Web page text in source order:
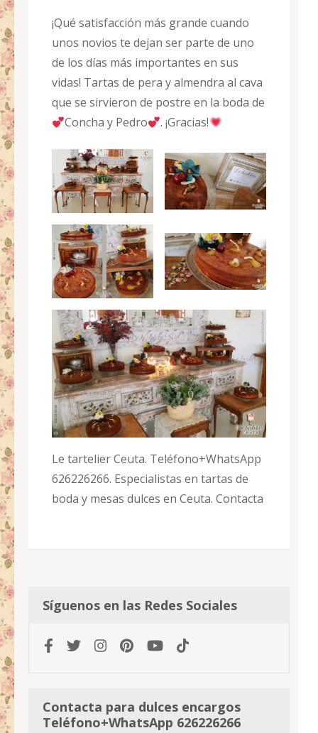
¡Qué satisfacción más grande cuando
unos novios te dejan ser parte de uno
de los días más importantes en sus
vidas! Tartas de pera y almendra al cava
que se sirvieron de postre en la boda de
Concha y Pedro
. ¡Gracias!
Le tartelier Ceuta. Teléfono+WhatsApp
626226266. Especialistas en tartas de
boda y mesas dulces en Ceuta. Contacta
Síguenos en las Redes Sociales
Contacta para dulces encargos
Teléfono+WhatsApp 626226266